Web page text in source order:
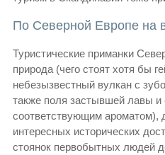
По Северной Европе на
Туристические приманки
природа (чего стоят хотя бы
небезызвестный вулкан с
также поля застывшей лавы
соответствующим ароматом),
интересных исторических
стоянок первобытных людей